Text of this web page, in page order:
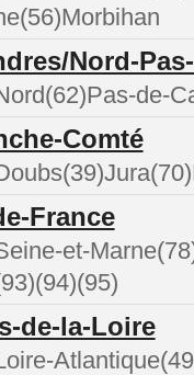
Nord-
de-
Comté
France
et-
de-la-Loire